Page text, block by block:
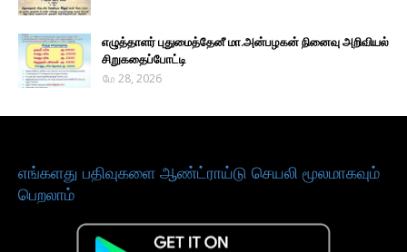
எழுத்தாளர் புதுமைத்தேனீ மா.அன்பழகன் நினைவு அறிவியல்
சிறுகதைப்போட்டி
மே 28, 2026
எங்களது பதிவுகளை ஆண்ட்ராய்டு செயலி மூலமாகவும்
பெறலாம்